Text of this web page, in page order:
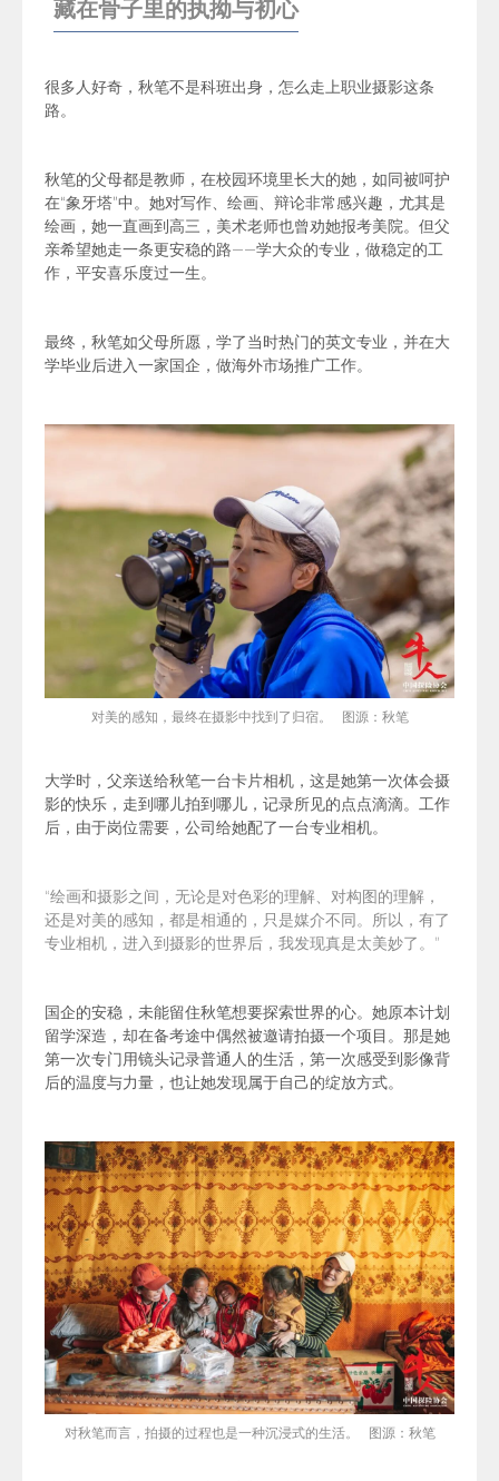
藏在骨子里的执拗与初心
很多人好奇，秋笔不是科班出身，怎么走上职业摄影这条
路。
秋笔的父母都是教师，在校园环境里长大的她，如同被呵护
在“象牙塔”中。她对写作、绘画、辩论非常感兴趣，尤其是
绘画， 她一直画到高三，美术老师也曾劝她报考美院。但父
亲希望她走一条更安稳的路——学大众的专业，做稳定的工
作，平安喜乐度过一生。
最终，秋笔如父母所愿，学了当时热门的英文专业，并在大
学毕业后进入一家国企，做海外市场推广工作。
对美的感知，最终在摄影中找到了归宿。 图源：秋笔
大学时，父亲送给秋笔一台卡片相机，这是她第一次体会摄
影的快乐，走到哪儿拍到哪儿，记录所见的点点滴滴。工作
后，由于岗位需要，公司给她配了一台专业相机。
“绘画和摄影之间，无论是对色彩的理解、对构图的理解，
还是对美的感知，都是相通的，只是媒介不同。所以，有了
专业相机，进入到摄影的世界后，我发现真是太美妙了。”
国企的安稳，未能留住秋笔想要探索世界的心。她原本计划
留学深造，却在备考途中偶然被邀请拍摄一个项目。那是她
第一次专门用镜头记录普通人的生活，第一次感受到影像背
后的温度与力量，也让她发现属于自己的绽放方式。
对秋笔而言，拍摄的过程也是一种沉浸式的生活。 图源：秋笔